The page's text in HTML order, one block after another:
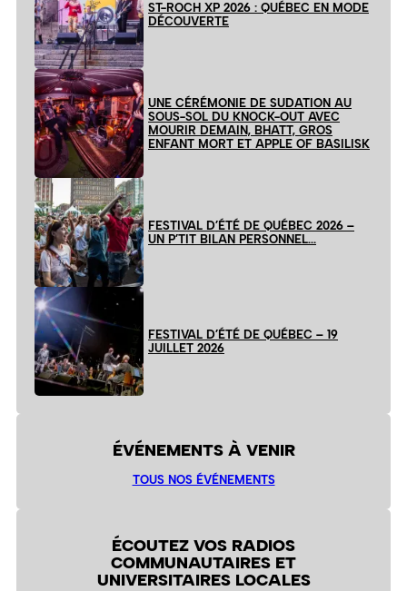
ST-ROCH XP 2026 : QUÉBEC EN MODE
DÉCOUVERTE
UNE CÉRÉMONIE DE SUDATION AU
SOUS-SOL DU KNOCK-OUT AVEC
MOURIR DEMAIN, BHATT, GROS
ENFANT MORT ET APPLE OF BASILISK
FESTIVAL D’ÉTÉ DE QUÉBEC 2026 –
UN P’TIT BILAN PERSONNEL…
FESTIVAL D’ÉTÉ DE QUÉBEC – 19
JUILLET 2026
ÉVÉNEMENTS À VENIR
TOUS NOS ÉVÉNEMENTS
ÉCOUTEZ VOS RADIOS
COMMUNAUTAIRES ET
UNIVERSITAIRES LOCALES